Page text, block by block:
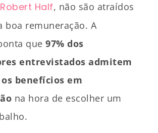
Half, não são atraídos
boa remuneração. A
que 97% dos
entrevistados admitem
benefícios em
na hora de escolher um